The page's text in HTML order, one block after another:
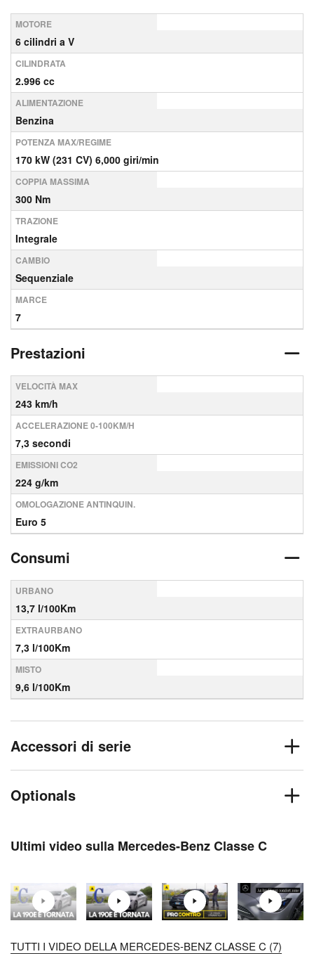
MOTORE
6 cilindri a V
CILINDRATA
2.996 cc
ALIMENTAZIONE
Benzina
POTENZA MAX/REGIME
170 kW (231 CV) 6,000 giri/min
COPPIA MASSIMA
300 Nm
TRAZIONE
Integrale
CAMBIO
Sequenziale
MARCE
7
Prestazioni
VELOCITÀ MAX
243 km/h
ACCELERAZIONE 0-100KM/H
7,3 secondi
EMISSIONI CO2
224 g/km
OMOLOGAZIONE ANTINQUIN.
Euro 5
Consumi
URBANO
13,7 l/100Km
EXTRAURBANO
7,3 l/100Km
MISTO
9,6 l/100Km
Accessori di serie
Optionals
Ultimi video sulla Mercedes-Benz Classe C
TUTTI I VIDEO DELLA MERCEDES-BENZ CLASSE C (7)